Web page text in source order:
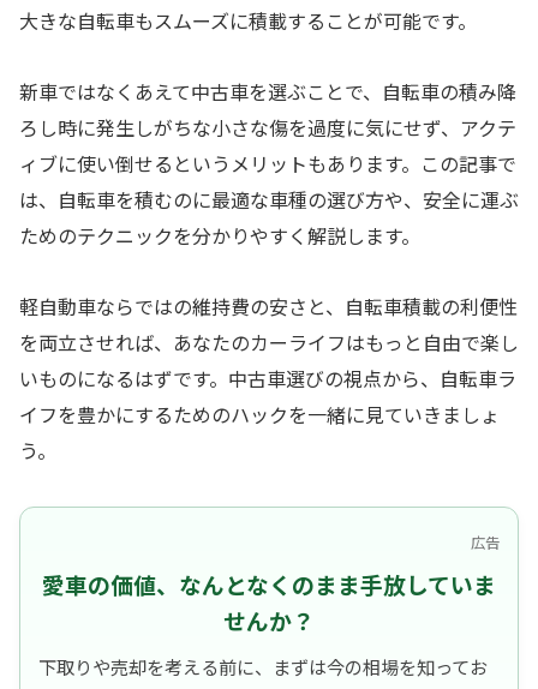
大きな自転車もスムーズに積載することが可能です。
新車ではなくあえて中古車を選ぶことで、自転車の積み降
ろし時に発生しがちな小さな傷を過度に気にせず、アクテ
ィブに使い倒せるというメリットもあります。この記事で
は、自転車を積むのに最適な車種の選び方や、安全に運ぶ
ためのテクニックを分かりやすく解説します。
軽自動車ならではの維持費の安さと、自転車積載の利便性
を両立させれば、あなたのカーライフはもっと自由で楽し
いものになるはずです。中古車選びの視点から、自転車ラ
イフを豊かにするためのハックを一緒に見ていきましょ
う。
広告
愛車の価値、なんとなくのまま手放していま
せんか？
下取りや売却を考える前に、まずは今の相場を知ってお